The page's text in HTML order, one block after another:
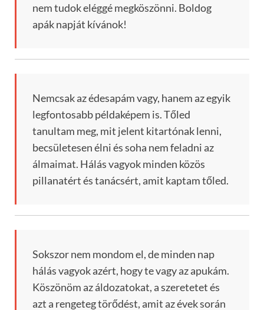
nem tudok eléggé megköszönni. Boldog
apák napját kívánok!
Nemcsak az édesapám vagy, hanem az egyik
legfontosabb példaképem is. Tőled
tanultam meg, mit jelent kitartónak lenni,
becsületesen élni és soha nem feladni az
álmaimat. Hálás vagyok minden közös
pillanatért és tanácsért, amit kaptam tőled.
Sokszor nem mondom el, de minden nap
hálás vagyok azért, hogy te vagy az apukám.
Köszönöm az áldozatokat, a szeretetet és
azt a rengeteg törődést, amit az évek során